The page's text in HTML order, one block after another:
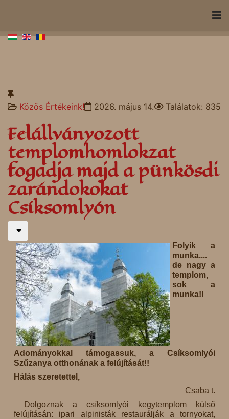
Közös Értékeink! 2026. május 14. Találatok: 835
Felállványozott
templomhomlokzat
fogadja majd a pünkösdi
zarándokokat
Csíksomlyón
Folyik a
munka....
de nagy a
templom,
sok a
munka!!
Adományokkal támogassuk, a Csíksomlyói
Szűzanya otthonának a felújítását!!
Hálás szeretettel,
Csaba t.
Dolgoznak a csíksomlyói kegytemplom külső
felújításán: ipari alpinisták restaurálják a tornyokat,